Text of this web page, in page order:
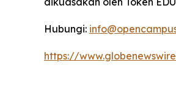
Hubungi:
https://